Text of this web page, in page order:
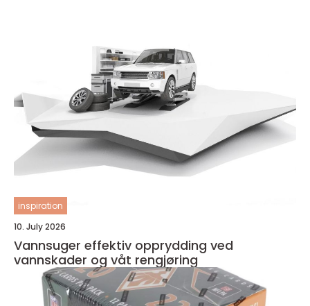
inspiration
10. July 2026
Vannsuger effektiv opprydding ved
vannskader og våt rengjøring